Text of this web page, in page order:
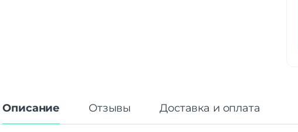
Описание Отзывы Доставка и оплата